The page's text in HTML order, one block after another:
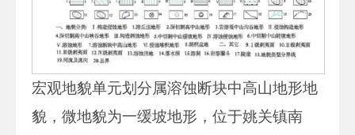
宏观地貌单元划分属溶蚀断块中高山地形地
貌，微地貌为一缓坡地形，位于姚关镇南